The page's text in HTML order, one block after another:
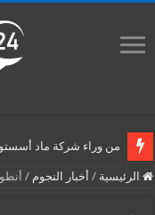
من وراء شركة ماد
الرئيسية / أخبار النجوم /